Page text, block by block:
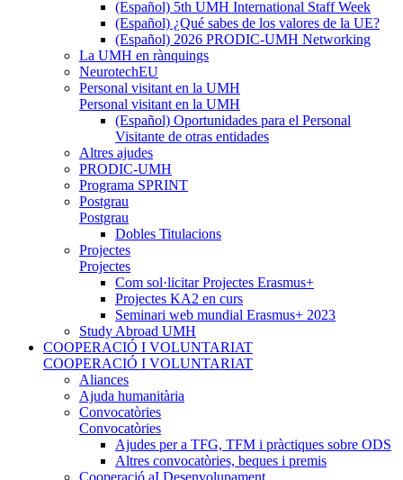
(Español) 5th UMH International Staff Week
(Español) ¿Qué sabes de los valores de la UE?
(Español) 2026 PRODIC-UMH Networking
La UMH en rànquings
NeurotechEU
Personal visitant en la UMH
Personal visitant en la UMH
(Español) Oportunidades para el Personal
Visitante de otras entidades
Altres ajudes
PRODIC-UMH
Programa SPRINT
Postgrau
Postgrau
Dobles Titulacions
Projectes
Projectes
Com sol·licitar Projectes Erasmus+
Projectes KA2 en curs
Seminari web mundial Erasmus+ 2023
Study Abroad UMH
COOPERACIÓ I VOLUNTARIAT
COOPERACIÓ I VOLUNTARIAT
Aliances
Ajuda humanitària
Convocatòries
Convocatòries
Ajudes per a TFG, TFM i pràctiques sobre ODS
Altres convocatòries, beques i premis
Cooperació aI Desenvolupament